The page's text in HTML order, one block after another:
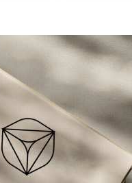
Launch
consectetur adipiscing.